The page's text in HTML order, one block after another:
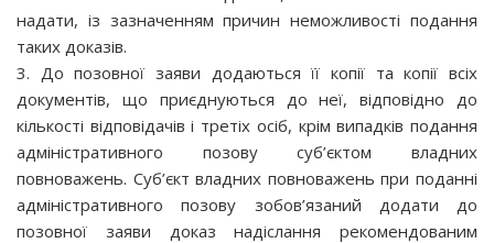
надати, із зазначенням причин неможливості подання
таких доказів.
3. До позовної заяви додаються її копії та копії всіх
документів, що приєднуються до неї, відповідно до
кількості відповідачів і третіх осіб, крім випадків подання
адміністративного позову суб’єктом владних
повноважень. Суб’єкт владних повноважень при поданні
адміністративного позову зобов’язаний додати до
позовної заяви доказ надіслання рекомендованим